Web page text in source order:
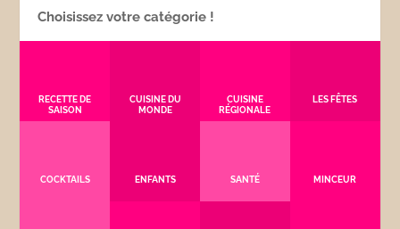
Choisissez votre catégorie !
RECETTE DE
SAISON
CUISINE DU
MONDE
CUISINE
RÉGIONALE
LES FÊTES
COCKTAILS ENFANTS SANTÉ MINCEUR